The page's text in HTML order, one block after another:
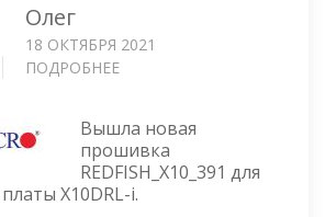
Олег
18 ОКТЯБРЯ 2021
ПОДРОБНЕЕ
SUPERMICRO
X10DRL-
—
Вышла новая
прошивка
REDFISH_X10_391 для
X10DRL-i.